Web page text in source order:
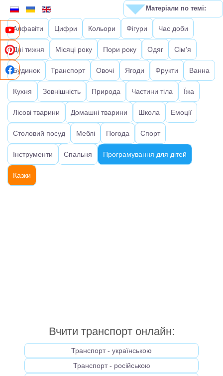
Алфавіти Цифри Кольори Фігури Час доби
Дні тижня Місяці року Пори року Одяг Сім'я
Будинок Транспорт Овочі Ягоди Фрукти Ванна
Кухня Зовнішність Природа Частини тіла Їжа
Лісові тварини Домашні тварини Школа Емоції
Столовий посуд Меблі Погода Спорт
Інструменти Спальня Програмування для дітей
Казки
Вчити транспорт онлайн:
Транспорт - українською
Транспорт - російською
Матеріали по темі: